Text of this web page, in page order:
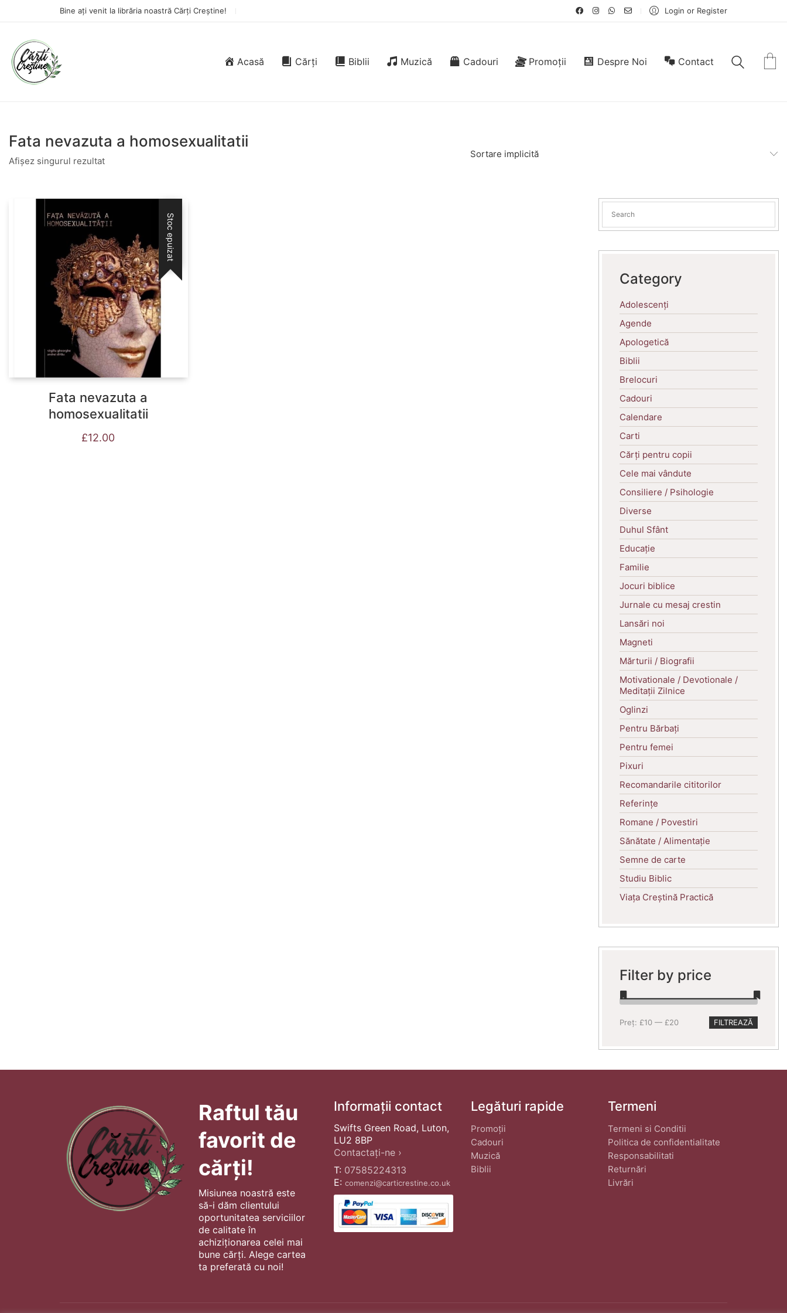
Bine ați venit la librăria noastră Cărți Creștine! Login or Register
Acasă Cărți Biblii Muzică Cadouri Promoții Despre Noi Contact
Fata nevazuta a homosexualitatii
Afișez singurul rezultat
Sortare implicită
Stoc epuizat
Fata nevazuta a
homosexualitatii
£12.00
Category
Adolescenți
Agende
Apologetică
Biblii
Brelocuri
Cadouri
Calendare
Carti
Cărți pentru copii
Cele mai vândute
Consiliere / Psihologie
Diverse
Duhul Sfânt
Educație
Familie
Jocuri biblice
Jurnale cu mesaj crestin
Lansări noi
Magneti
Mărturii / Biografii
Motivationale / Devotionale /
Meditații Zilnice
Oglinzi
Pentru Bărbați
Pentru femei
Pixuri
Recomandarile cititorilor
Referințe
Romane / Povestiri
Sănătate / Alimentație
Semne de carte
Studiu Biblic
Viața Creștină Practică
Filter by price
Preț
Preț
FILTREAZĂ
Preț: £10 — £20
Raftul tău
favorit de
cărți!
Misiunea noastră este
să-i dăm clientului
oportunitatea serviciilor
de calitate în
achiziționarea celei mai
bune cărți. Alege cartea
ta preferată cu noi!
Informații contact
Swifts Green Road, Luton,
LU2 8BP
Contactați-ne ›
T: 07585224313
E: comenzi@carticrestine.co.uk
Legături rapide
Promoții
Cadouri
Muzică
Biblii
Termeni
Termeni si Conditii
Politica de confidentialitate
Responsabilitati
Returnări
Livrări